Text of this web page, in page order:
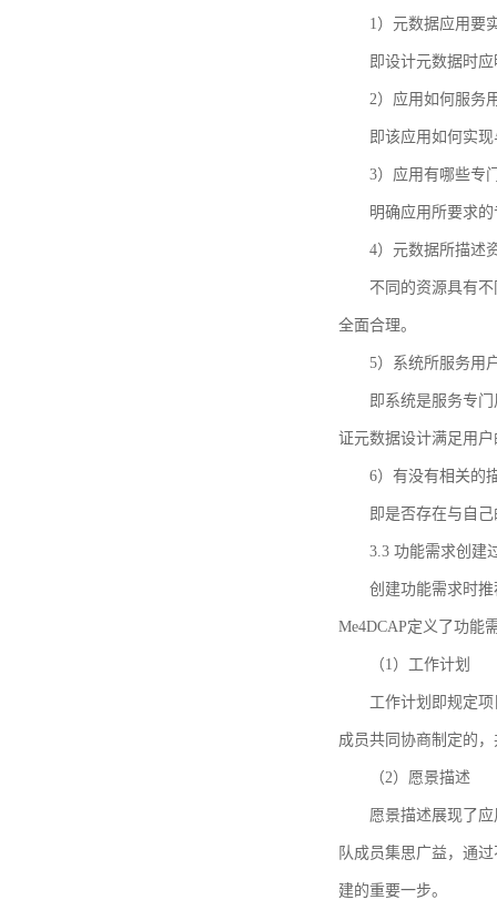
1）元数据应用要
即设计元数据时
2）应用如何服务
即该应用如何实
3）应用有哪些专
明确应用所要求
4）元数据所描述
不同的资源具有
全面合理。
5）系统所服务用
即系统是服务专
证元数据设计满足用
6）有没有相关的
即是否存在与自
3.3 功能需求创建
创建功能需求时推
Me4DCAP定义了功能
（1）工作计划
工作计划即规定
成员共同协商制定的
（2）愿景描述
愿景描述展现了
队成员集思广益，通
建的重要一步。